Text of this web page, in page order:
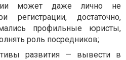
может даже лично не
регистрации, достаточно,
профильные юристы,
роль посредников;
развития — вывести в